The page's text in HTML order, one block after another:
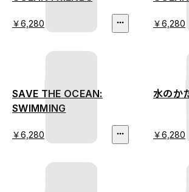
￥6,280 ￥6,280
SAVE THE OCEAN:
SWIMMING
￥6,280
水のか
￥6,280